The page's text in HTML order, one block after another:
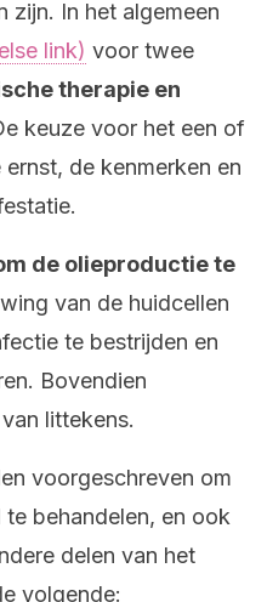
zijn. In het algemeen
link) voor twee
therapie en
keuze voor het een of
de kenmerken en
de olieproductie te
van de huidcellen
te bestrijden en
Bovendien
littekens.
voorgeschreven om
behandelen, en ook
delen van het
volgende: